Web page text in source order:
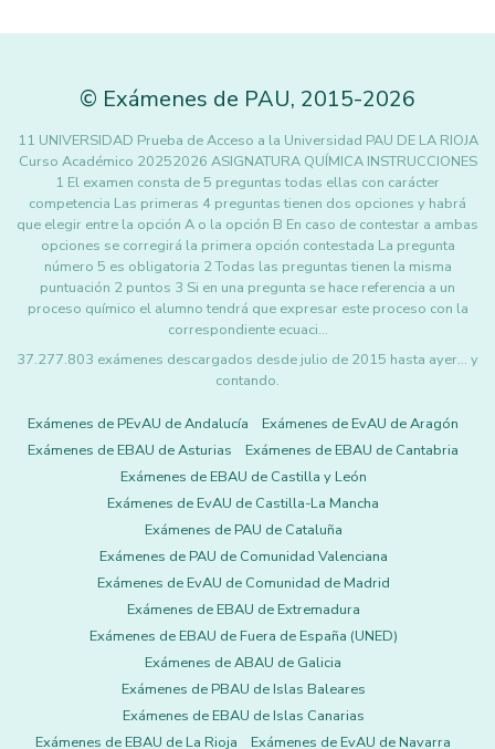
© Exámenes de PAU, 2015-2026
11 UNIVERSIDAD Prueba de Acceso a la Universidad PAU DE LA RIOJA
Curso Académico 20252026 ASIGNATURA QUÍMICA INSTRUCCIONES
1 El examen consta de 5 preguntas todas ellas con carácter
competencia Las primeras 4 preguntas tienen dos opciones y habrá
que elegir entre la opción A o la opción B En caso de contestar a ambas
opciones se corregirá la primera opción contestada La pregunta
número 5 es obligatoria 2 Todas las preguntas tienen la misma
puntuación 2 puntos 3 Si en una pregunta se hace referencia a un
proceso químico el alumno tendrá que expresar este proceso con la
correspondiente ecuaci…
37.277.803 exámenes descargados desde julio de 2015 hasta ayer... y
contando.
Exámenes de PEvAU de Andalucía
Exámenes de EvAU de Aragón
Exámenes de EBAU de Asturias
Exámenes de EBAU de Cantabria
Exámenes de EBAU de Castilla y León
Exámenes de EvAU de Castilla-La Mancha
Exámenes de PAU de Cataluña
Exámenes de PAU de Comunidad Valenciana
Exámenes de EvAU de Comunidad de Madrid
Exámenes de EBAU de Extremadura
Exámenes de EBAU de Fuera de España (UNED)
Exámenes de ABAU de Galicia
Exámenes de PBAU de Islas Baleares
Exámenes de EBAU de Islas Canarias
Exámenes de EBAU de La Rioja
Exámenes de EvAU de Navarra